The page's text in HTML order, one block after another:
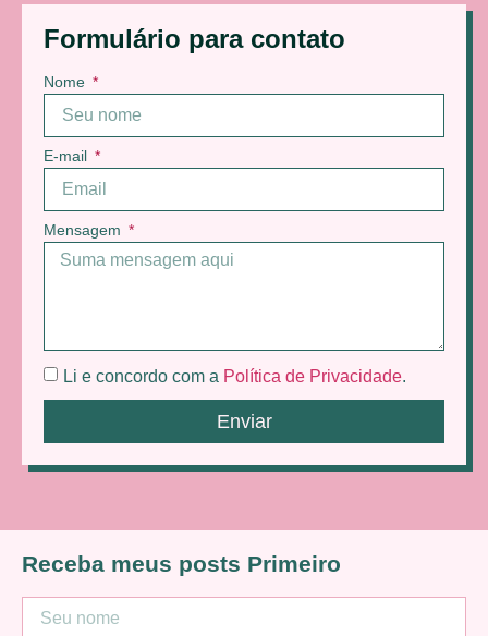
Formulário para contato
Nome
E-mail
Mensagem
Li e concordo com a Política de Privacidade.
Enviar
Receba meus posts Primeiro